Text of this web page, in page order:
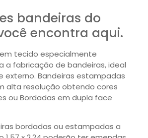
bandeiras do
encontra aqui.
tecido especialmente
a fabricação de bandeiras, ideal
externo. Bandeiras estampadas
alta resolução obtendo cores
ou Bordadas em dupla face
bordadas ou estampadas a